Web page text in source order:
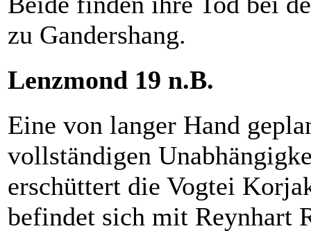
zu Gandershang.
Lenzmond 19 n.B.
Eine von langer Hand
vollständigen
erschüttert die Vogtei
befindet sich mit Reynhart